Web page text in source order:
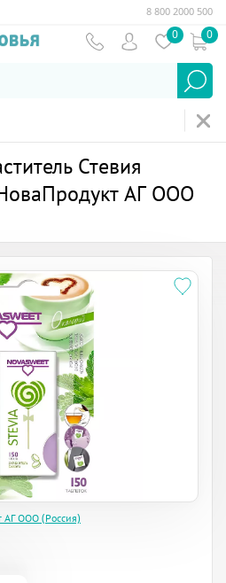
8 800 2000 500
0 0
Стевия
АГ ООО
АГ ООО (Россия)